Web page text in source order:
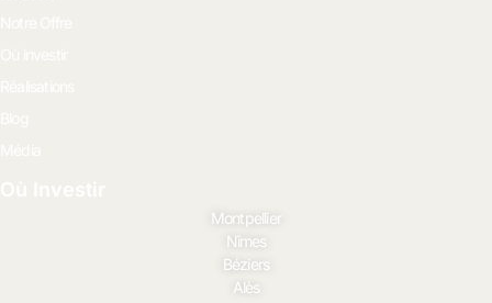
Montpellier
Nîmes
Béziers
Alès